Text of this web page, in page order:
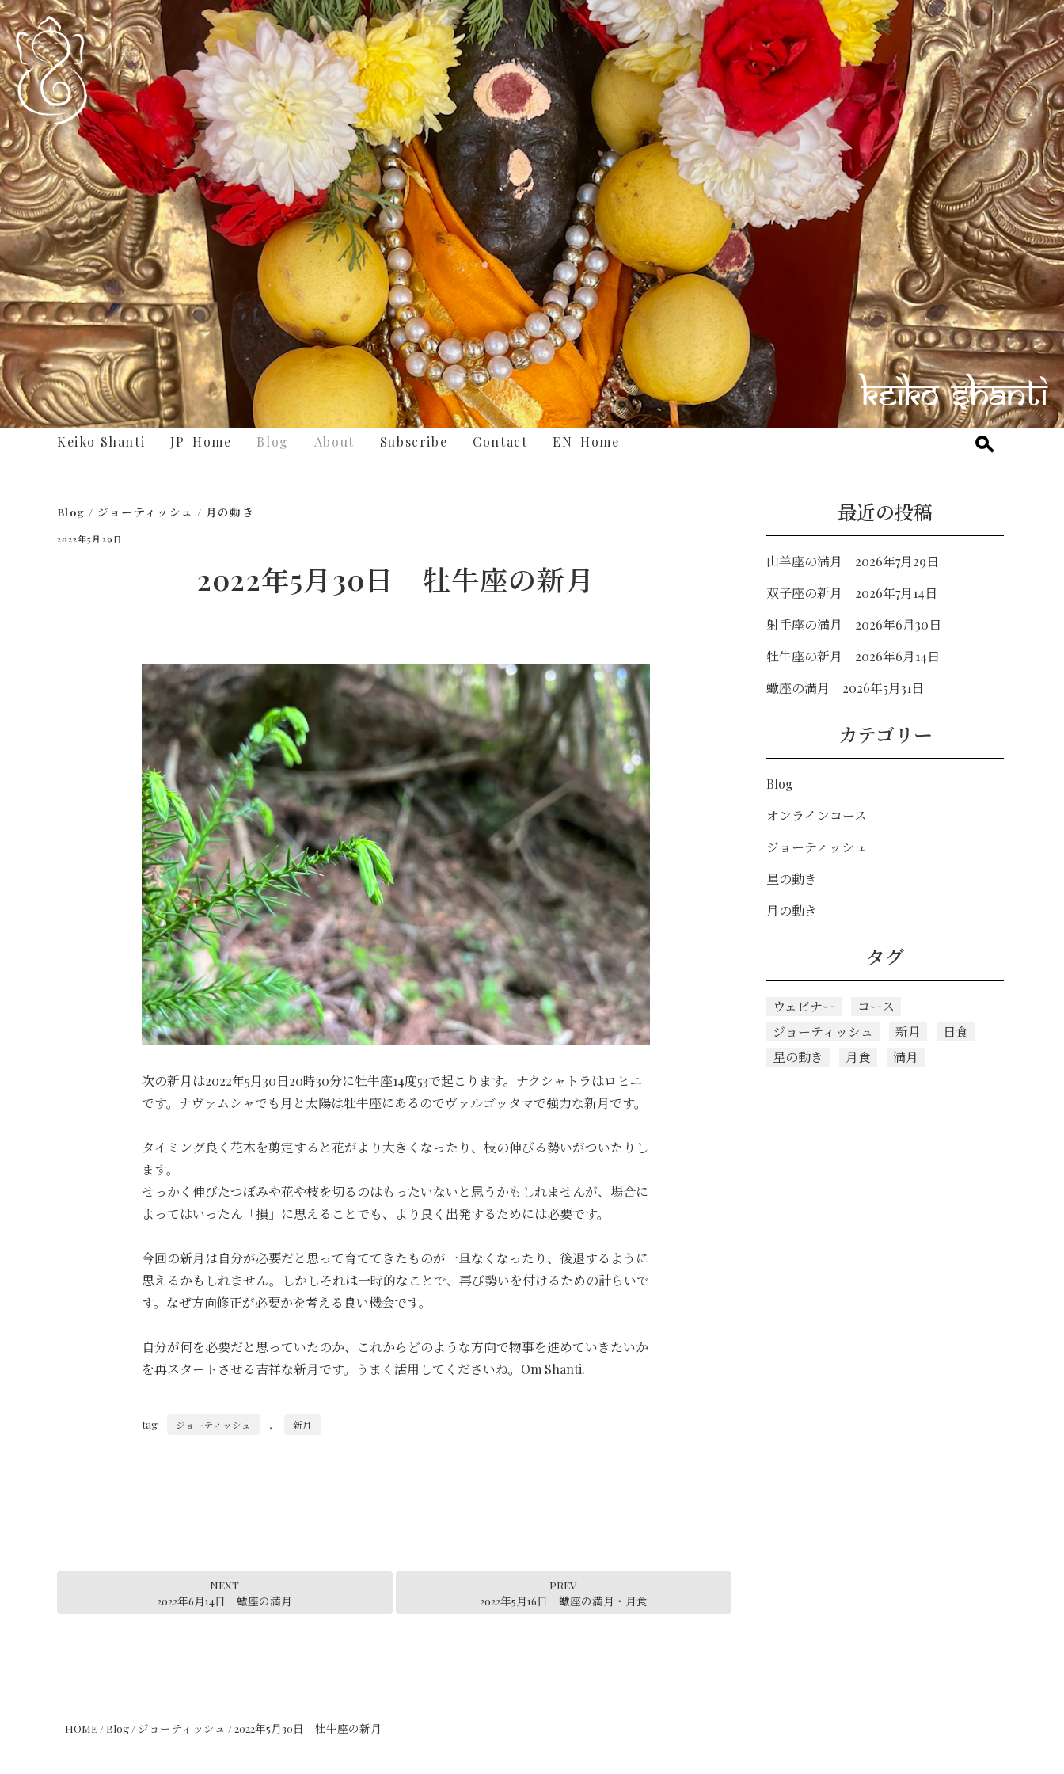
Keiko Shanti JP-Home Blog About Subscribe Contact EN-Home
Blog / ジョーティッシュ / 月の動き
2022年5月29日
2022年5月30日 牡牛座の新月
次の新月は2022年5月30日20時30分に牡牛座14度53で起こります。 ナクシャトラはロヒニ
です。ナヴァムシャでも月と太陽は牡牛座にあるのでヴァルゴッタマで強力な新月です。
タイミング良く花木を剪定すると花がより大きくなったり、枝の伸びる勢いがついたりし
ます。
せっかく伸びたつぼみや花や枝を切るのはもったいないと思うかもしれませんが、場合に
よってはいったん「損」に思えることでも、より良く出発するためには必要です。
今回の新月は自分が必要だと思って育ててきたものが一旦なくなったり、後退するように
思えるかもしれません。しかしそれは一時的なことで、再び勢いを付けるための計らいで
す。なぜ方向修正が必要かを考える良い機会です。
自分が何を必要だと思っていたのか、これからどのような方向で物事を進めていきたいか
を再スタートさせる吉祥な新月です。うまく活用してくださいね。Om Shanti.
tag ジョーティッシュ , 新月
NEXT
2022年6月14日 蠍座の満月
PREV
2022年5月16日 蠍座の満月・月食
最近の投稿
山羊座の満月 2026年7月29日
双子座の新月 2026年7月14日
射手座の満月 2026年6月30日
牡牛座の新月 2026年6月14日
蠍座の満月 2026年5月31日
カテゴリー
Blog
オンラインコース
ジョーティッシュ
星の動き
月の動き
タグ
ウェビナー
コース
ジョーティッシュ
新月
日食
星の動き
月食 満月
HOME / Blog / ジョーティッシュ /2022年5月30日 牡牛座の新月